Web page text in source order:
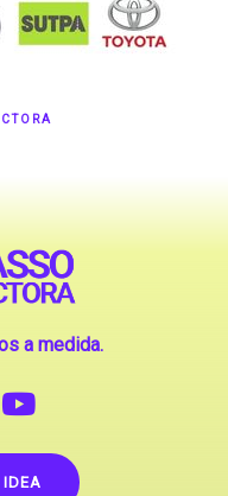
a medida.
IDEA